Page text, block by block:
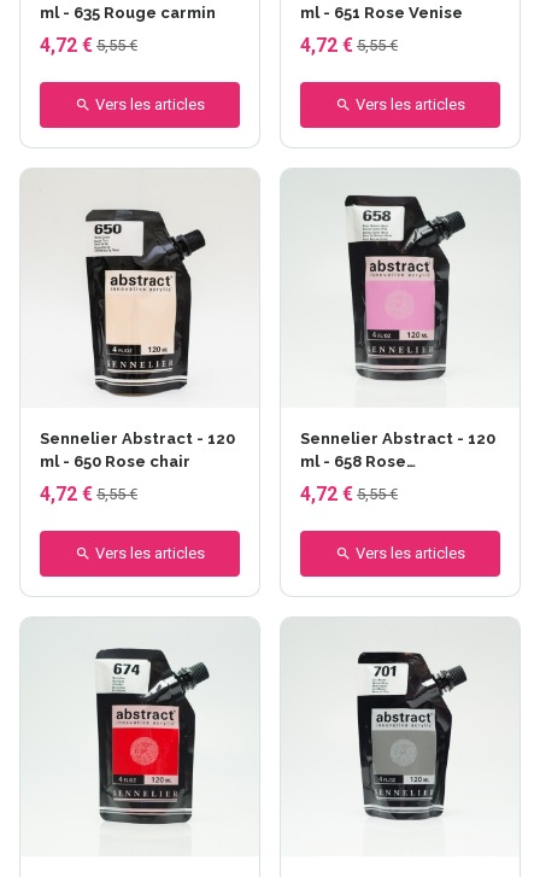
ml - 635 Rouge carmin
4,72 € 5,55 €
Vers les articles
ml - 651 Rose Venise
4,72 € 5,55 €
Vers les articles
Sennelier Abstract - 120
ml - 650 Rose chair
4,72 € 5,55 €
Vers les articles
Sennelier Abstract - 120
ml - 658 Rose
quinacridone
4,72 € 5,55 €
Vers les articles